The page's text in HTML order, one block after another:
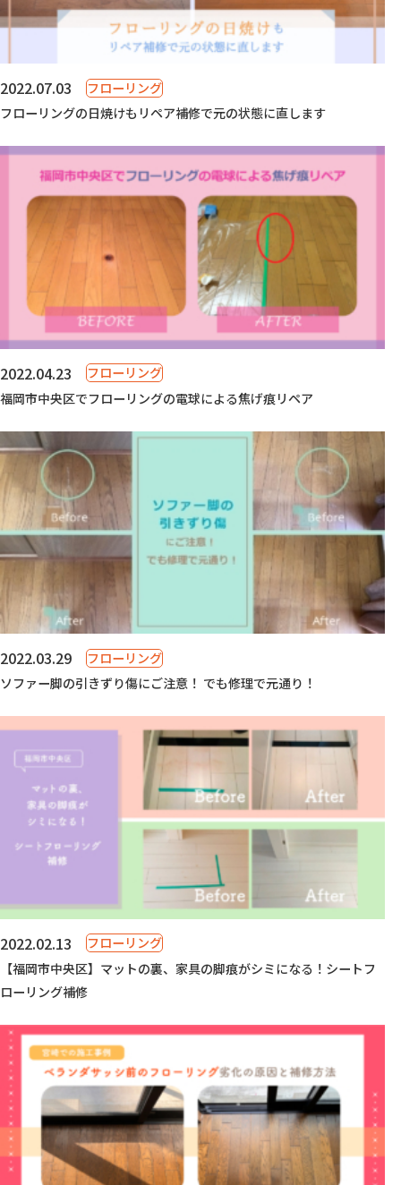
2022.07.03
フローリング
フローリングの日焼けもリペア補修で元の状態に直します
2022.04.23
フローリング
福岡市中央区でフローリングの電球による焦げ痕リペア
2022.03.29
フローリング
ソファー脚の引きずり傷にご注意！ でも修理で元通り！
2022.02.13
フローリング
【福岡市中央区】マットの裏、家具の脚痕がシミになる！シートフ
ローリング補修